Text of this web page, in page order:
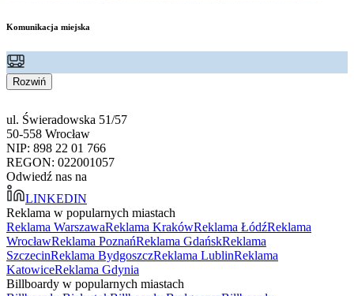
Komunikacja miejska
Rozwiń
ul. Świeradowska 51/57
50-558 Wrocław
NIP: 898 22 01 766
REGON: 022001057
Odwiedź nas na
LINKEDIN
Reklama w popularnych miastach
Reklama WarszawaReklama KrakówReklama ŁódźReklama
WrocławReklama PoznańReklama GdańskReklama
SzczecinReklama BydgoszczReklama LublinReklama
KatowiceReklama Gdynia
Billboardy w popularnych miastach